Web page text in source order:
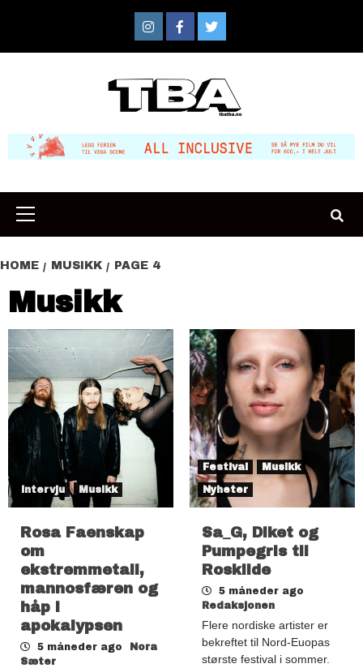
content
InstagramFacebook
Twitter
Primary
Menu
HOME MUSIKK PAGE 4
Musikk
Intervju Musikk
Rosa Faenskap
om
ekstremmetall,
mannosfæren og
håp i
apokalypsen
5 måneder ago
Nora
Sæter
Festival
Musikk
Nyheter
Sa_G, Diket og
Pumpegris til
Roskilde
5 måneder ago
Redaksjonen
Flere nordiske artister er
bekreftet til Nord-Euopas
største festival i sommer.